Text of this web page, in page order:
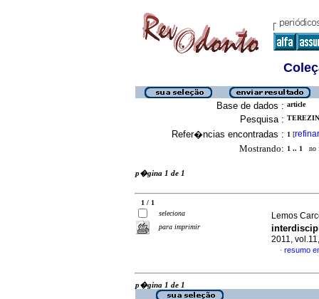
Base de dados : article
Pesquisa :
Refer�ncias encontradas : 1 [refinar
Mostrando: 1 .. 1 no
p�gina 1 de 1
1 / 1
seleciona
para imprimir
Lemos
2011,
· resumo
p�gina 1 de 1